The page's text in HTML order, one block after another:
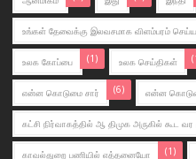
உங்கள் தேவைக்கு இலவசமாக விளம்பரம் செய்ய
உலக கோப்பை (1) உலக செய்திகள்
என்ன கொடுமை சார் (6) என்ன
கட்சி நிர்வாகத்தில் ஆ திமுக அருகில் கூட வர
காவல்துறை பணியில் எத்தனையோ (1)